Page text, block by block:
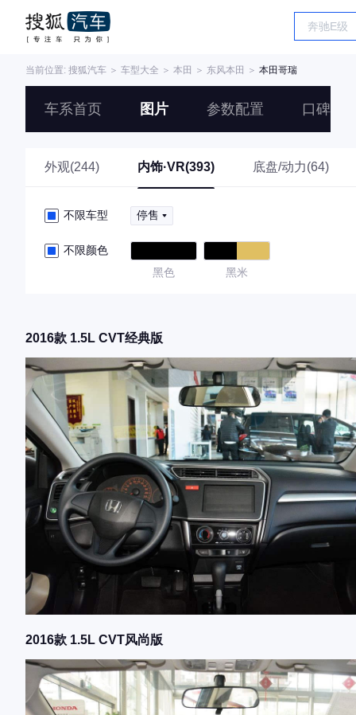
当前位置: 搜狐汽车 ＞ 车型大全 ＞ 本田 ＞ 东风本田 ＞ 本田哥瑞
车系首页 图片 参数配置 口碑
外观(244) 内饰·VR(393) 底盘/动力(64)
不限车型 停售
不限颜色
黑色
黑米
2016款 1.5L CVT经典版
2016款 1.5L CVT风尚版